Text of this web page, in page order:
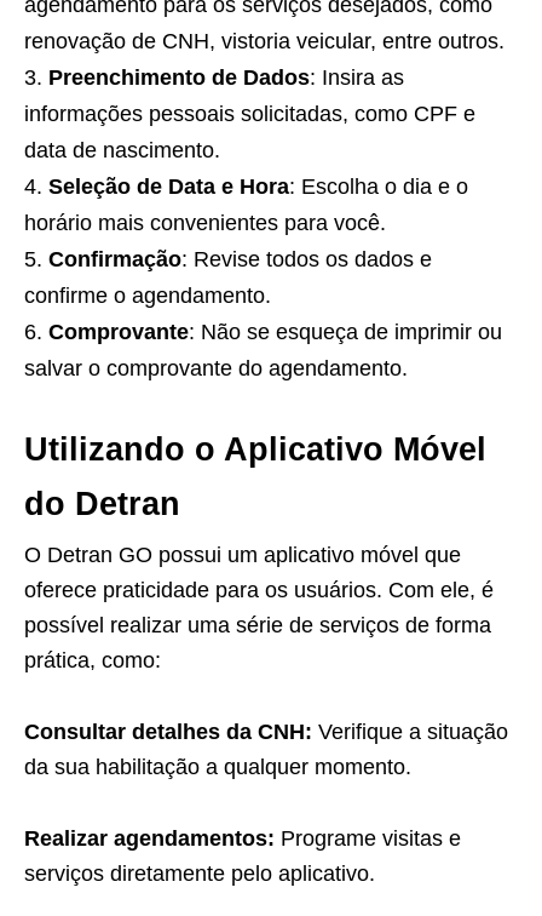
agendamento para os serviços desejados, como
renovação de CNH, vistoria veicular, entre outros.
Preenchimento de Dados: Insira as
informações pessoais solicitadas, como CPF e
data de nascimento.
Seleção de Data e Hora: Escolha o dia e o
horário mais convenientes para você.
Confirmação: Revise todos os dados e
confirme o agendamento.
Comprovante: Não se esqueça de imprimir ou
salvar o comprovante do agendamento.
Utilizando o Aplicativo Móvel
do Detran
O Detran GO possui um aplicativo móvel que
oferece praticidade para os usuários. Com ele, é
possível realizar uma série de serviços de forma
prática, como:
Consultar detalhes da CNH: Verifique a situação
da sua habilitação a qualquer momento.
Realizar agendamentos: Programe visitas e
serviços diretamente pelo aplicativo.